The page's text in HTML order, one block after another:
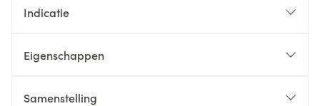
Indicatie
Eigenschappen
Samenstelling